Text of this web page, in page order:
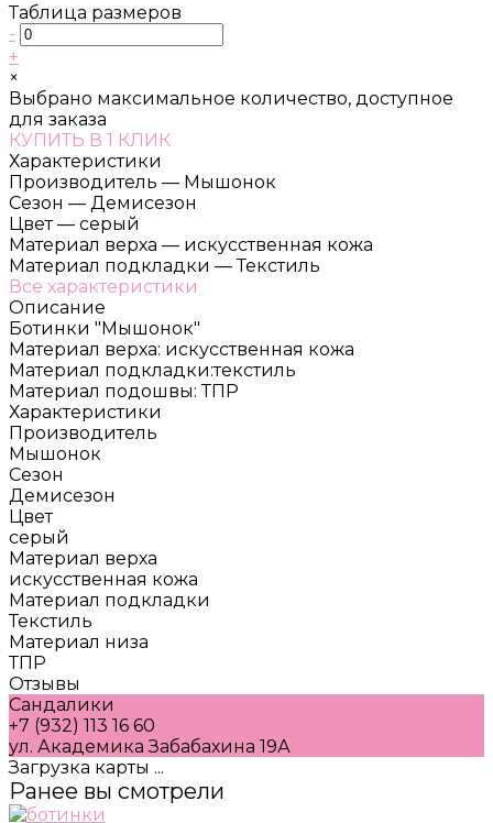
Таблица размеров
-
+
×
Выбрано максимальное количество, доступное
для заказа
КУПИТЬ В 1 КЛИК
Характеристики
Производитель — Мышонок
Сезон — Демисезон
Цвет — серый
Материал верха — искусственная кожа
Материал подкладки — Текстиль
Все характеристики
Описание
Ботинки "Мышонок"
Материал верха: искусственная кожа
Материал подкладки:текстиль
Материал подошвы: ТПР
Характеристики
Производитель
Мышонок
Сезон
Демисезон
Цвет
серый
Материал верха
искусственная кожа
Материал подкладки
Текстиль
Материал низа
ТПР
Отзывы
Сандалики
+7 (932) 113 16 60
ул. Академика Забабахина 19А
Загрузка карты ...
Ранее вы смотрели